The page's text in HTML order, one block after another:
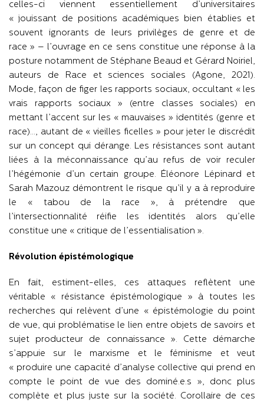
celles-ci viennent essentiellement d’universitaires
« jouissant de positions académiques bien établies et
souvent ignorants de leurs privilèges de genre et de
race » – l’ouvrage en ce sens constitue une réponse à la
posture notamment de Stéphane Beaud et Gérard Noiriel,
auteurs de Race et sciences sociales (Agone, 2021).
Mode, façon de figer les rapports sociaux, occultant « les
vrais rapports sociaux » (entre classes sociales) en
mettant l’accent sur les « mauvaises » identités (genre et
race)…, autant de « vieilles ficelles » pour jeter le discrédit
sur un concept qui dérange. Les résistances sont autant
liées à la méconnaissance qu’au refus de voir reculer
l’hégémonie d’un certain groupe. Éléonore Lépinard et
Sarah Mazouz démontrent le risque qu’il y a à reproduire
le « tabou de la race », à prétendre que
l’intersectionnalité réifie les identités alors qu’elle
constitue une « critique de l’essentialisation ».
Révolution épistémologique
En fait, estiment-elles, ces attaques reflètent une
véritable « résistance épistémologique » à toutes les
recherches qui relèvent d’une « épistémologie du point
de vue, qui problématise le lien entre objets de savoirs et
sujet producteur de connaissance ». Cette démarche
s’appuie sur le marxisme et le féminisme et veut
« produire une capacité d’analyse collective qui prend en
compte le point de vue des dominé.e.s », donc plus
complète et plus juste sur la société. Corollaire de ces